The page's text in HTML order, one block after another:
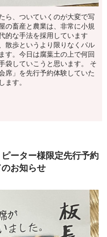
ら、ついていくのが大変で写
の畜産と農業は、非常に小規
的な手法を採用しています
散歩というより限りなくパル
す。今日は腐葉土の上で何回
袋していこうと思います。 そ
席」を先行予約体験していた
ます。
ーター様限定先行予約
お知らせ